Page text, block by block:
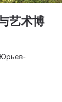
艺术博
Юрьев-